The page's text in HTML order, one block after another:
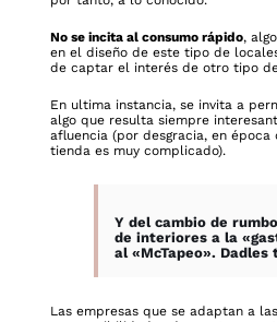
No se incita al consumo rápido,
en el diseño de este tipo de
de captar el interés de otro tipo
En ultima instancia, se invita a
algo que resulta siempre
afluencia (por desgracia, en
tienda es muy complicado).
Y del cambio de
de interiores a la
al «McTapeo». Dadles
Las empresas que se adaptan a